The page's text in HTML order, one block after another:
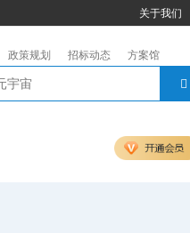
关于我们
政策规划 招标动态 方案馆